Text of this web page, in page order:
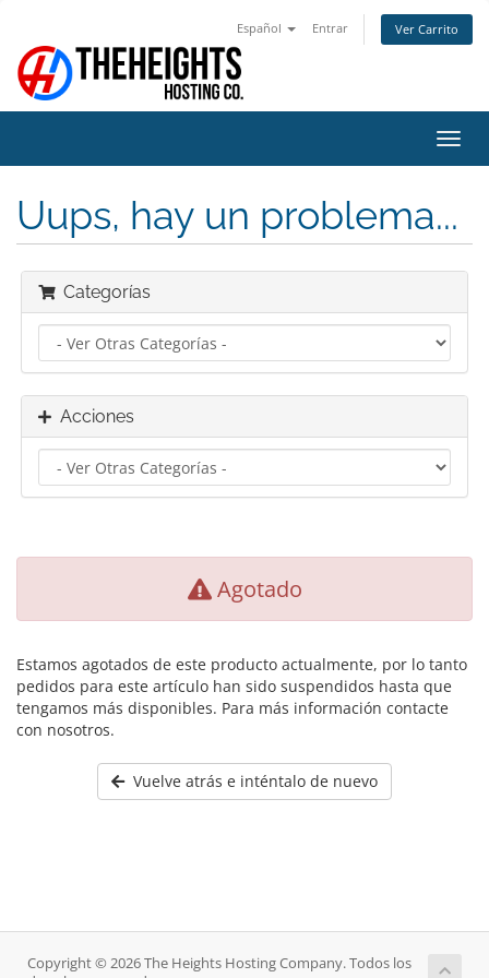
Español Entrar Ver Carrito
Uups, hay un problema...
Categorías
Acciones
Agotado
Estamos agotados de este producto actualmente, por lo tanto
pedidos para este artículo han sido suspendidos hasta que
tengamos más disponibles. Para más información contacte
con nosotros.
Vuelve atrás e inténtalo de nuevo
Copyright © 2026 The Heights Hosting Company. Todos los